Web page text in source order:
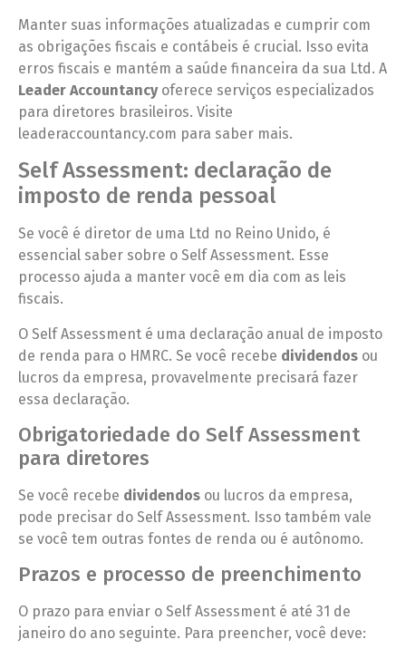
Manter suas informações atualizadas e cumprir com
as obrigações fiscais e contábeis é crucial. Isso evita
erros fiscais e mantém a saúde financeira da sua Ltd. A
Leader Accountancyoferece serviços especializados
para diretores brasileiros. Visite
leaderaccountancy.com para saber mais.
Self Assessment: declaração de
imposto de renda pessoal
Se você é diretor de uma Ltd no Reino Unido, é
essencial saber sobre o Self Assessment. Esse
processo ajuda a manter você em dia com as leis
fiscais.
O Self Assessment é uma declaração anual de imposto
de renda para o HMRC. Se você recebe dividendos ou
lucros da empresa, provavelmente precisará fazer
essa declaração.
Obrigatoriedade do Self Assessment
para diretores
Se você recebe dividendos ou lucros da empresa,
pode precisar do Self Assessment. Isso também vale
se você tem outras fontes de renda ou é autônomo.
Prazos e processo de preenchimento
O prazo para enviar o Self Assessment é até 31 de
janeiro do ano seguinte. Para preencher, você deve: